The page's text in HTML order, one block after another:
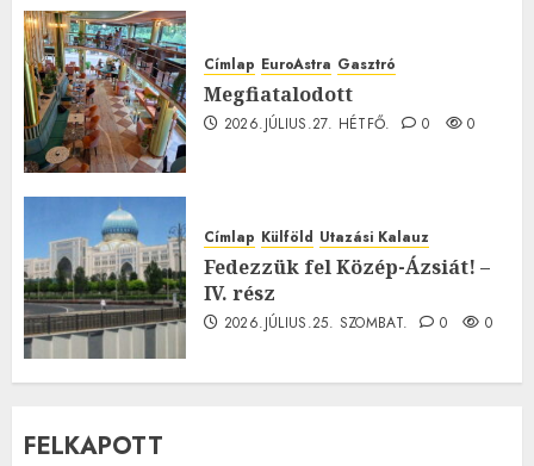
Címlap EuroAstra Gasztró
Megfiatalodott
2026.JÚLIUS.27. HÉTFŐ. 0 0
Címlap Külföld Utazási Kalauz
Fedezzük fel Közép-Ázsiát! –
IV. rész
2026.JÚLIUS.25. SZOMBAT. 0 0
FELKAPOTT